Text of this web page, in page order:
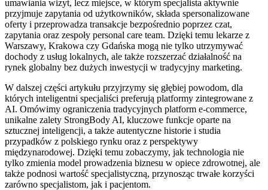
umawiania wizyt, lecz miejsce, w którym specjalista aktywnie
przyjmuje zapytania od użytkowników, składa spersonalizowane
oferty i przeprowadza transakcje bezpośrednio poprzez czat,
zapytania oraz zespoły personal care team. Dzięki temu lekarze z
Warszawy, Krakowa czy Gdańska mogą nie tylko utrzymywać
dochody z usług lokalnych, ale także rozszerzać działalność na
rynek globalny bez dużych inwestycji w tradycyjny marketing.
W dalszej części artykułu przyjrzymy się głębiej powodom, dla
których inteligentni specjaliści preferują platformy zintegrowane z
AI. Omówimy ograniczenia tradycyjnych platform e-commerce,
unikalne zalety StrongBody AI, kluczowe funkcje oparte na
sztucznej inteligencji, a także autentyczne historie i studia
przypadków z polskiego rynku oraz z perspektywy
międzynarodowej. Dzięki temu zobaczymy, jak technologia nie
tylko zmienia model prowadzenia biznesu w opiece zdrowotnej, ale
także podnosi wartość specjalistyczną, przynosząc trwałe korzyści
zarówno specjalistom, jak i pacjentom.